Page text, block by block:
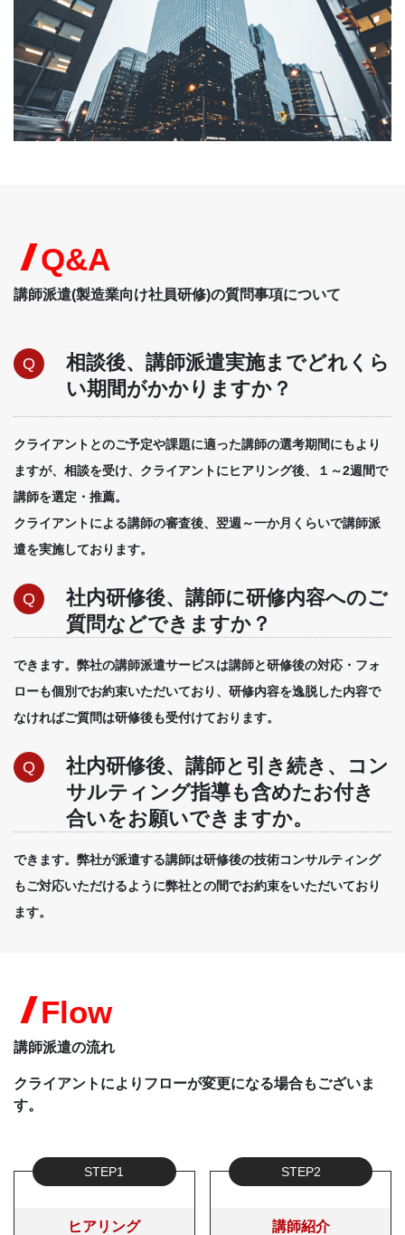
Q&A
講師派遣(製造業向け社員研修)の質問事項について
Q
相談後、講師派遣実施までどれくら
い期間がかかりますか？
クライアントとのご予定や課題に適った講師の選考期間にもより
ますが、相談を受け、クライアントにヒアリング後、１～2週間で
講師を選定・推薦。
クライアントによる講師の審査後、翌週～一か月くらいで講師派
遣を実施しております。
Q
社内研修後、講師に研修内容へのご
質問などできますか？
できます。弊社の講師派遣サービスは講師と研修後の対応・フォ
ローも個別でお約束いただいており、研修内容を逸脱した内容で
なければご質問は研修後も受付けております。
Q
社内研修後、講師と引き続き、コン
サルティング指導も含めたお付き
合いをお願いできますか。
できます。弊社が派遣する講師は研修後の技術コンサルティング
もご対応いただけるように弊社との間でお約束をいただいており
ます。
Flow
講師派遣の流れ
クライアントによりフローが変更になる場合もございま
す。
STEP1
ヒアリング
STEP2
講師紹介